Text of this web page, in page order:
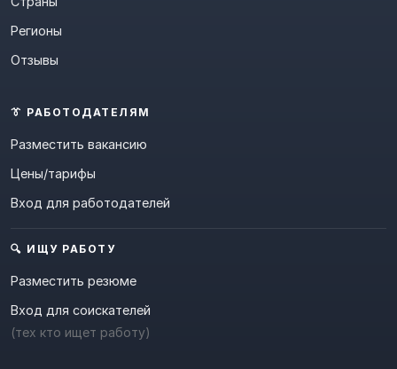
Регионы
Отзывы
👔 РАБОТОДАТЕЛЯМ
Разместить вакансию
Цены/тарифы
Вход для работодателей
🔍 ИЩУ РАБОТУ
Разместить резюме
Вход для соискателей
(тех кто ищет работу)